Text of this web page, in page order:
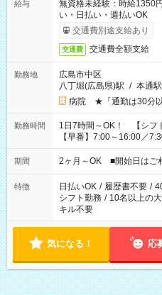
給与
無資格未経験：時給
い・日払い・週払いOK
交通費別途支給あり
交通費 交通費全額支給
勤務地
広島市中区
八丁堀(広島県)駅 / 本通駅
病院 ★「通勤は30分以
勤務時間
1日7時間～OK！ 【シフト固定
【早番】7:00～16:00／
9:00～18:00 【遅番】11:00～
には帰りたい」 「〇時か
期間 2ヶ月～OK ■開始日はご
特徴 日払いOK / 履歴書不要 /
シフト勤務 / 10名以上の
キル不要
気になる！ 応